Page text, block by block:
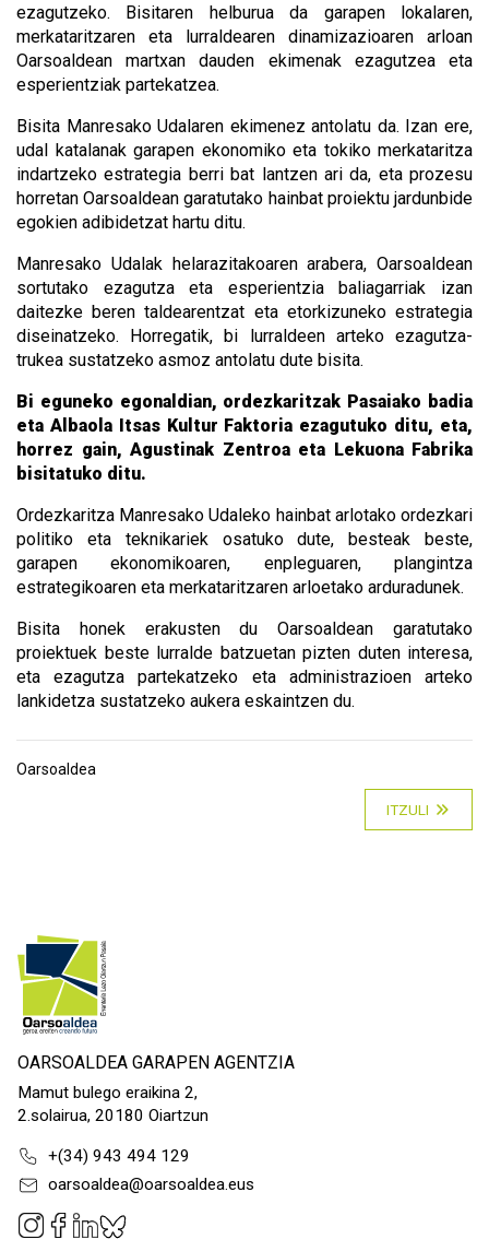
ezagutzeko. Bisitaren helburua da garapen lokalaren,
merkataritzaren eta lurraldearen dinamizazioaren arloan
Oarsoaldean martxan dauden ekimenak ezagutzea eta
esperientziak partekatzea.
Bisita Manresako Udalaren ekimenez antolatu da. Izan ere,
udal katalanak garapen ekonomiko eta tokiko merkataritza
indartzeko estrategia berri bat lantzen ari da, eta prozesu
horretan Oarsoaldean garatutako hainbat proiektu jardunbide
egokien adibidetzat hartu ditu.
Manresako Udalak helarazitakoaren arabera, Oarsoaldean
sortutako ezagutza eta esperientzia baliagarriak izan
daitezke beren taldearentzat eta etorkizuneko estrategia
diseinatzeko. Horregatik, bi lurraldeen arteko ezagutza-
trukea sustatzeko asmoz antolatu dute bisita.
Bi eguneko egonaldian, ordezkaritzak Pasaiako badia
eta Albaola Itsas Kultur Faktoria ezagutuko ditu, eta,
horrez gain, Agustinak Zentroa eta Lekuona Fabrika
bisitatuko ditu.
Ordezkaritza Manresako Udaleko hainbat arlotako ordezkari
politiko eta teknikariek osatuko dute, besteak beste,
garapen ekonomikoaren, enpleguaren, plangintza
estrategikoaren eta merkataritzaren arloetako arduradunek.
Bisita honek erakusten du Oarsoaldean garatutako
proiektuek beste lurralde batzuetan pizten duten interesa,
eta ezagutza partekatzeko eta administrazioen arteko
lankidetza sustatzeko aukera eskaintzen du.
Oarsoaldea
ITZULI
OARSOALDEA GARAPEN AGENTZIA
Mamut bulego eraikina 2,
2.solairua, 20180 Oiartzun
+(34) 943 494 129
oarsoaldea@oarsoaldea.eus